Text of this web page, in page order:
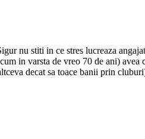
nu stiti in ce stres lucreaza
in varsta de vreo 70 de ani)
decat sa toace banii prin